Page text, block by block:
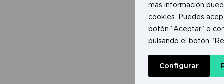
más información
cookies . Puedes
botón “Aceptar” o
pulsando el botón
Configurar